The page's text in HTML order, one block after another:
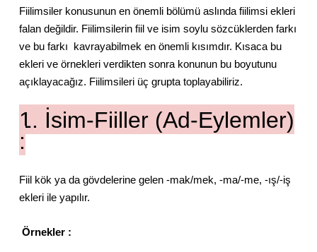
Fiilimsiler konusunun en önemli bölümü aslında fiilimsi ekleri
falan değildir. Fiilimsilerin fiil ve isim soylu sözcüklerden farkı
ve bu farkı kavrayabilmek en önemli kısımdır. Kısaca bu
ekleri ve örnekleri verdikten sonra konunun bu boyutunu
açıklayacağız. Fiilimsileri üç grupta toplayabiliriz.
1. İsim-Fiiller (Ad-Eylemler)
:
Fiil kök ya da gövdelerine gelen -mak/mek, -ma/-me, -ış/-iş
ekleri ile yapılır.
Örnekler :